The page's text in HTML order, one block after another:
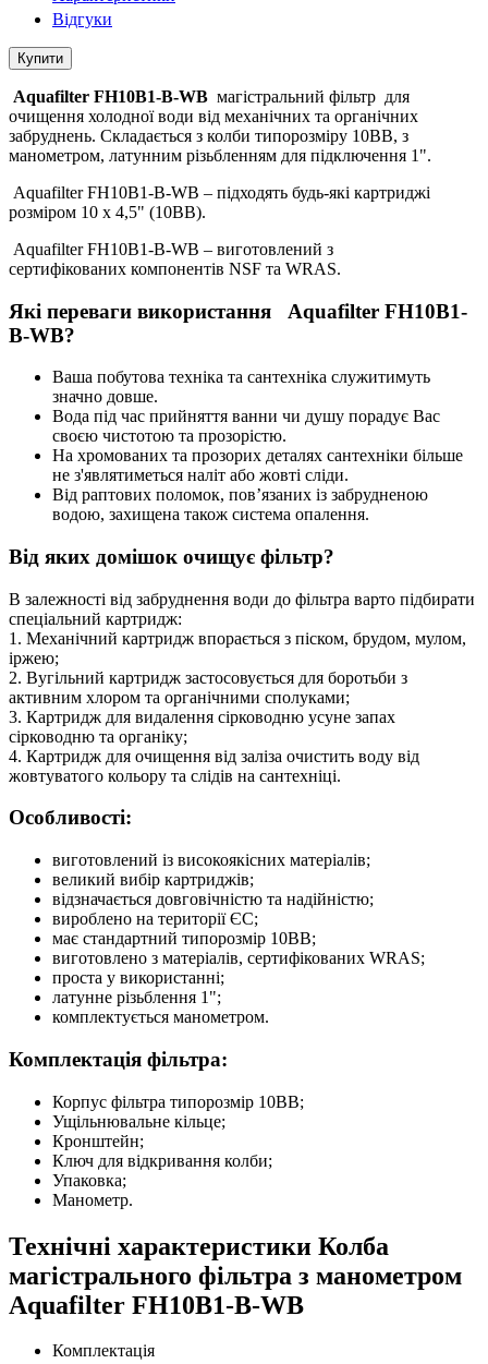
Відгуки
Купити
Aquafilter FH10B1-B-WB магiстральний фільтр для
очищення холодної води від механічних та органічних
забруднень. Складається з колби типорозміру 10ВВ, з
манометром, латунним різьбленням для підключення 1".
Aquafilter FH10B1-B-WB – підходять будь-які картриджі
розміром 10 х 4,5" (10ВВ).
Aquafilter FH10B1-B-WB – виготовлений з
сертифікованих компонентів NSF та WRAS.
Які переваги використання
Aquafilter FH10B1-
B-WB?
Ваша побутова техніка та сантехніка служитимуть
значно довше.
Вода під час прийняття ванни чи душу порадує Вас
своєю чистотою та прозорістю.
На хромованих та прозорих деталях сантехніки більше
не з'являтиметься наліт або жовті сліди.
Від раптових поломок, пов’язаних із забрудненою
водою, захищена також система опалення.
Від яких домішок очищує фільтр?
В залежності від забруднення води до фільтра варто підбирати
спеціальний картридж:
1. Механічний картридж впорається з піском, брудом, мулом,
іржею;
2. Вугільний картридж застосовується для боротьби з
активним хлором та органічними сполуками;
3. Картридж для видалення сірководню усуне запах
сірководню та органіку;
4. Картридж для очищення від заліза очистить воду від
жовтуватого кольору та слідів на сантехніці.
Особливості:
виготовлений із високоякісних матеріалів;
великий вибір картриджів;
відзначається довговічністю та надійністю;
вироблено на території ЄС;
має стандартний типорозмір 10ВВ;
виготовлено з матеріалів, сертифікованих WRAS;
проста у використанні;
латунне різьблення 1";
комплектується манометром.
Комплектація фільтра:
Корпус фільтра типорозмір 10ВВ;
Ущільнювальне кільце;
Кронштейн;
Ключ для відкривання колби;
Упаковка;
Манометр.
Технічні характеристики Колба
магістрального фільтра з манометром
Aquafilter FH10B1-B-WB
Комплектація